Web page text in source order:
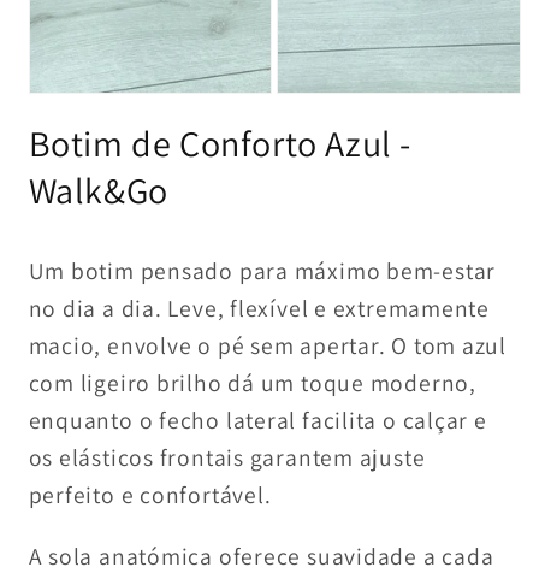
multimédia
1
modal
multimédia
2
Botim de Conforto Azul -
Walk&Go
Um botim pensado para máximo bem-estar
no dia a dia. Leve, flexível e extremamente
macio, envolve o pé sem apertar. O tom azul
com ligeiro brilho dá um toque moderno,
enquanto o fecho lateral facilita o calçar e
os elásticos frontais garantem ajuste
perfeito e confortável.
A sola anatómica oferece suavidade a cada